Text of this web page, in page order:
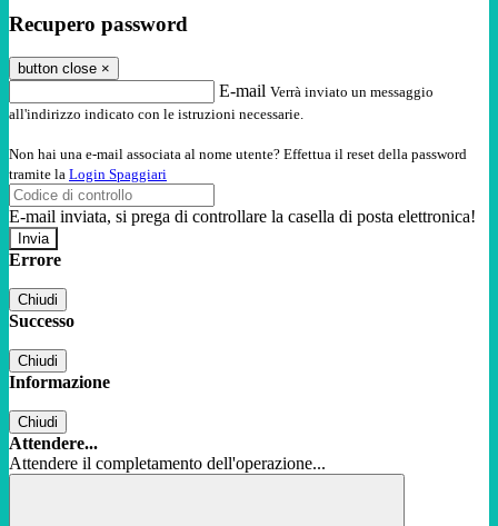
Recupero password
button close ×
E-mail Verrà inviato un messaggio
all'indirizzo indicato con le istruzioni necessarie.
Non hai una e-mail associata al nome utente? Effettua il reset della password
tramite la Login Spaggiari
E-mail inviata, si prega di controllare la casella di posta elettronica!
Errore
Chiudi
Successo
Chiudi
Informazione
Chiudi
Attendere...
Attendere il completamento dell'operazione...